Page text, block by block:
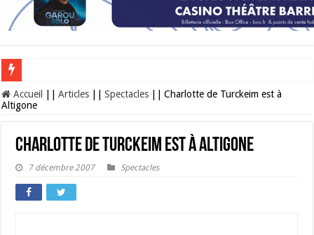
Les Nocturnes de la Cité de l’espace 2026 : l’événement incontournable de
Accueil Articles Spectacles
Charlotte de Turckeim est à
Altigone
Charlotte de Turckeim est à Altigone
7 décembre 2007 Spectacles